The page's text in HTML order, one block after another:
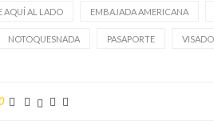
AQUÍ AL LADO EMBAJADA AMERICANA
NOTOQUESNADA PASAPORTE VISADO